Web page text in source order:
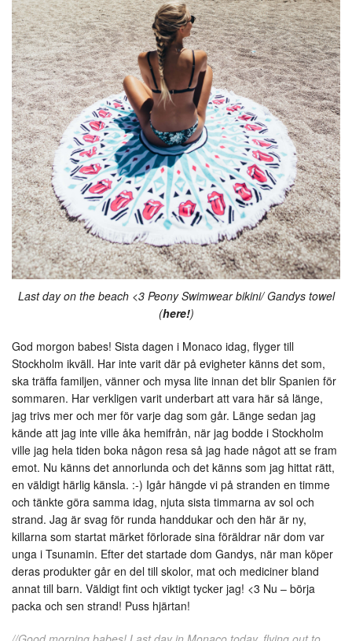
Last day on the beach <3 Peony Swimwear bikini/ Gandys towel
(here!)
God morgon babes! Sista dagen i Monaco idag, flyger till
Stockholm ikväll. Har inte varit där på evigheter känns det som,
ska träffa familjen, vänner och mysa lite innan det blir Spanien för
sommaren. Har verkligen varit underbart att vara här så länge,
jag trivs mer och mer för varje dag som går. Länge sedan jag
kände att jag inte ville åka hemifrån, när jag bodde i Stockholm
ville jag hela tiden boka någon resa så jag hade något att se fram
emot. Nu känns det annorlunda och det känns som jag hittat rätt,
en väldigt härlig känsla. :-) Igår hängde vi på stranden en timme
och tänkte göra samma idag, njuta sista timmarna av sol och
strand. Jag är svag för runda handdukar och den här är ny,
killarna som startat märket förlorade sina föräldrar när dom var
unga i Tsunamin. Efter det startade dom Gandys, när man köper
deras produkter går en del till skolor, mat och mediciner bland
annat till barn. Väldigt fint och viktigt tycker jag! <3 Nu – börja
packa och sen strand! Puss hjärtan!